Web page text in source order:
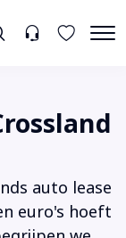
auto lease
euro's hoeft